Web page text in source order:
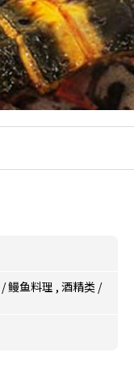
/鳗鱼料理 , 酒精类 /